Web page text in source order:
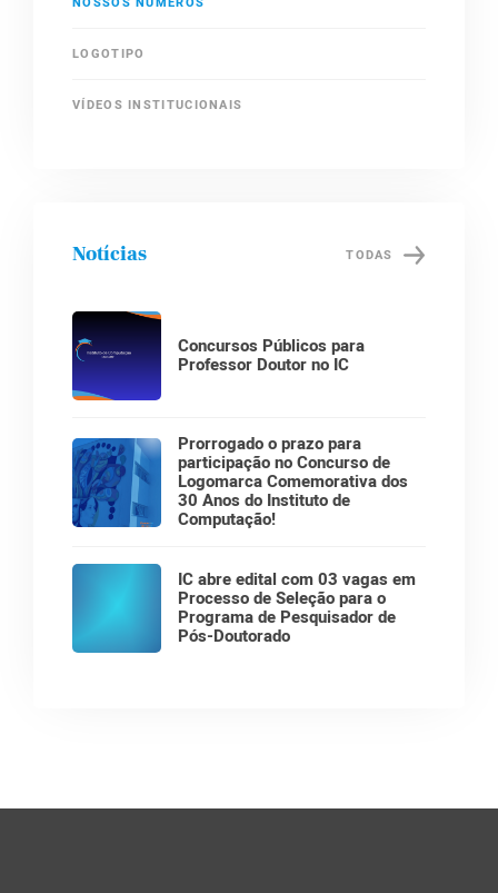
LOGOTIPO
VÍDEOS INSTITUCIONAIS
Notícias TODAS
Concursos Públicos para
Professor Doutor no IC
Prorrogado o prazo para
participação no Concurso de
Logomarca Comemorativa dos
30 Anos do Instituto de
Computação!
IC abre edital com 03 vagas em
Processo de Seleção para o
Programa de Pesquisador de
Pós-Doutorado